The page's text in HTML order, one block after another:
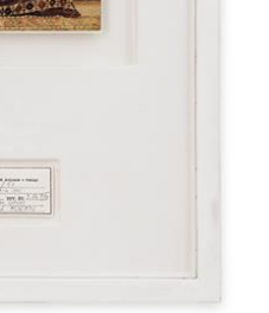
UN-Friedensplan
entlang des
durch Zerstörung oder
andauernden